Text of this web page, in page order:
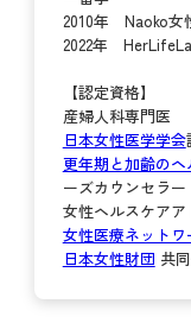
2010年 Naoko女
2022年
【認定資格】
産婦人科専門医
日本女性医学学会
更年期と加齢の
ーズカウンセラー
女性ヘルスケアア
女性医療ネットワ
日本女性財団 共